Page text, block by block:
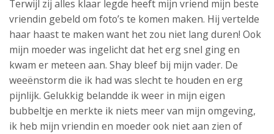
Terwijl zij alles klaar legde heeft mijn vriend mijn beste
vriendin gebeld om foto’s te komen maken. Hij vertelde
haar haast te maken want het zou niet lang duren! Ook
mijn moeder was ingelicht dat het erg snel ging en
kwam er meteen aan. Shay bleef bij mijn vader. De
weeënstorm die ik had was slecht te houden en erg
pijnlijk. Gelukkig belandde ik weer in mijn eigen
bubbeltje en merkte ik niets meer van mijn omgeving,
ik heb mijn vriendin en moeder ook niet aan zien of